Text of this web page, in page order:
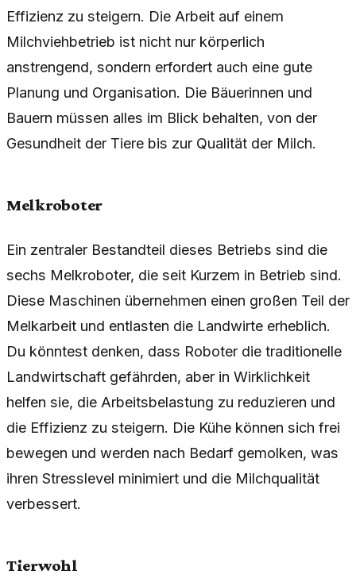
Effizienz zu steigern. Die Arbeit auf einem
Milchviehbetrieb ist nicht nur körperlich
anstrengend, sondern erfordert auch eine gute
Planung und Organisation. Die Bäuerinnen und
Bauern müssen alles im Blick behalten, von der
Gesundheit der Tiere bis zur Qualität der Milch.
Melkroboter
Ein zentraler Bestandteil dieses Betriebs sind die
sechs Melkroboter, die seit Kurzem in Betrieb sind.
Diese Maschinen übernehmen einen großen Teil der
Melkarbeit und entlasten die Landwirte erheblich.
Du könntest denken, dass Roboter die traditionelle
Landwirtschaft gefährden, aber in Wirklichkeit
helfen sie, die Arbeitsbelastung zu reduzieren und
die Effizienz zu steigern. Die Kühe können sich frei
bewegen und werden nach Bedarf gemolken, was
ihren Stresslevel minimiert und die Milchqualität
verbessert.
Tierwohl